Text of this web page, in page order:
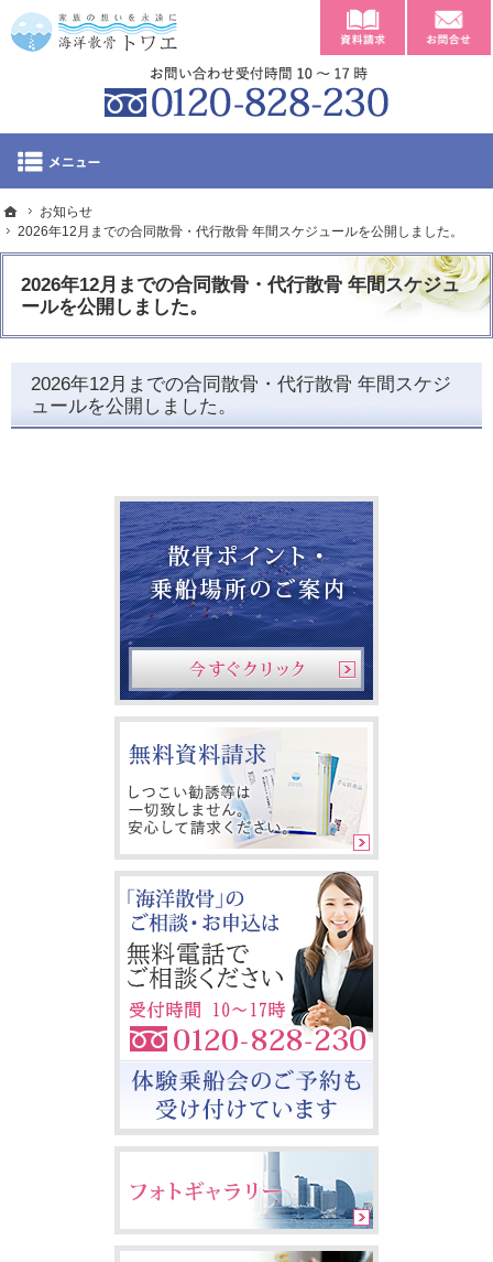
ホーム
お知らせ
2026年12月までの合同散骨・代行散骨 年間スケジュールを公開しました。
2026年12月までの合同散骨・代行散骨 年間スケジュ
ールを公開しました。
東京・神奈川の海への散骨や費用のことならトワエへ。
東京・神奈川の海への散骨や費用のことなら海洋散骨トワエ
2026年12月までの合同散骨・代行散骨 年間スケジ
ュールを公開しました。
資料請求
「海洋散骨トワエ
散骨ポイント・乗
海洋散骨の種類と